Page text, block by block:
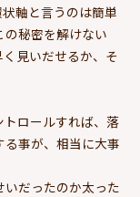
軸と言うのは簡単
秘密を解けない
見いだせるか、そ
ロールすれば、落
事が、相当に大事
だったのか太った